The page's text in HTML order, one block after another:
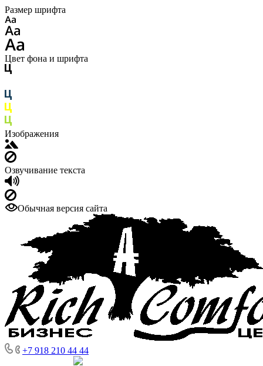
Размер шрифта
Цвет фона и шрифта
Изображения
Озвучивание текста
Обычная версия сайта
+7 918 210 44 44